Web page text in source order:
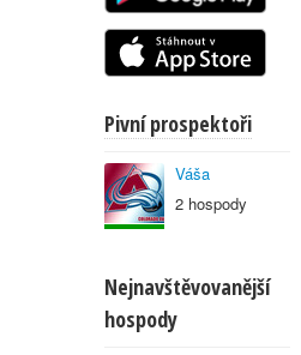
Pivní prospektoři
Váša
2 hospody
Nejnavštěvovanější
hospody